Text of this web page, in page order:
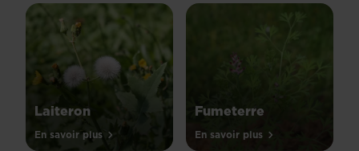
Laiteron
En savoir plus
Fumeterre
En savoir plus